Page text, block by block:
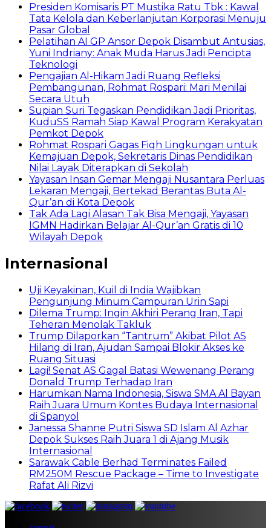
Presiden Komisaris PT Mustika Ratu Tbk : Kawal
Tata Kelola dan Keberlanjutan Korporasi Menuju
Pasar Global
Pelatihan AI GP Ansor Depok Disambut Antusias,
Yuni Indriany: Anak Muda Harus Jadi Pencipta
Teknologi
Pengajian Al-Hikam Jadi Ruang Refleksi
Pembangunan, Rohmat Rospari: Mari Menilai
Secara Utuh
Supian Suri Tegaskan Pendidikan Jadi Prioritas,
KuduSS Ramah Siap Kawal Program Kerakyatan
Pemkot Depok
Rohmat Rospari Gagas Fiqh Lingkungan untuk
Kemajuan Depok, Sekretaris Dinas Pendidikan
Nilai Layak Diterapkan di Sekolah
Yayasan Insan Gemar Mengaji Nusantara Perluas
Lekaran Mengaji, Bertekad Berantas Buta Al-
Qur’an di Kota Depok
Tak Ada Lagi Alasan Tak Bisa Mengaji, Yayasan
IGMN Hadirkan Belajar Al-Qur’an Gratis di 10
Wilayah Depok
Internasional
Uji Keyakinan, Kuil di India Wajibkan
Pengunjung Minum Campuran Urin Sapi
Dilema Trump: Ingin Akhiri Perang Iran, Tapi
Teheran Menolak Takluk
Trump Dilaporkan “Tantrum” Akibat Pilot AS
Hilang di Iran, Ajudan Sampai Blokir Akses ke
Ruang Situasi
Lagi! Senat AS Gagal Batasi Wewenang Perang
Donald Trump Terhadap Iran
Harumkan Nama Indonesia, Siswa SMA Al Bayan
Raih Juara Umum Kontes Budaya Internasional
di Spanyol
Janessa Shanne Putri Siswa SD Islam Al Azhar
Depok Sukses Raih Juara 1 di Ajang Musik
Internasional
Sarawak Cable Berhad Terminates Failed
RM250M Rescue Package – Time to Investigate
Rafat Ali Rizvi